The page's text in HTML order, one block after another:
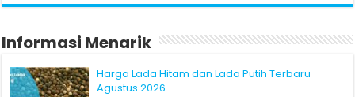
Informasi Menarik
Harga Lada Hitam dan Lada Putih Terbaru
Agustus 2026